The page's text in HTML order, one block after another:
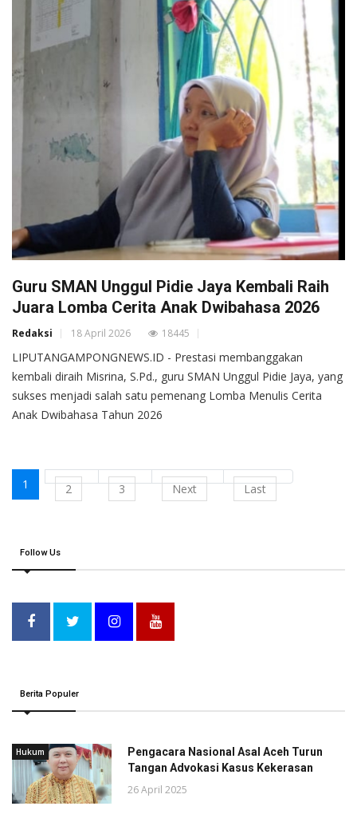
Guru SMAN Unggul Pidie Jaya Kembali Raih
Juara Lomba Cerita Anak Dwibahasa 2026
Redaksi 18 April 2026 18445
LIPUTANGAMPONGNEWS.ID - Prestasi membanggakan
kembali diraih Misrina, S.Pd., guru SMAN Unggul Pidie Jaya, yang
sukses menjadi salah satu pemenang Lomba Menulis Cerita
Anak Dwibahasa Tahun 2026
1 2 3 Next Last
Follow Us
Berita Populer
Hukum
Pengacara Nasional Asal Aceh Turun
Tangan Advokasi Kasus Kekerasan
26 April 2025